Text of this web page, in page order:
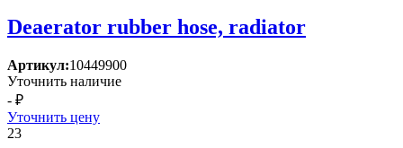
Deaerator rubber hose, radiator
Артикул:10449900
Уточнить наличие
- ₽
Уточнить цену
23